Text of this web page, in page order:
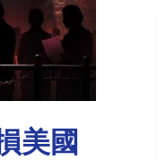
美國